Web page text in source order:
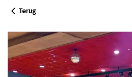
Terug